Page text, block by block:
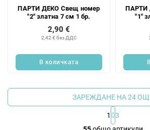
ПАРТИ ДЕКО Свещ номер
"2" златна 7 см 1 бр.
2,42 € без ДДС
2,90 €
В количката
ПАРТИ
"1"
К
ЗАРЕЖДАНЕ НА 24
1
3